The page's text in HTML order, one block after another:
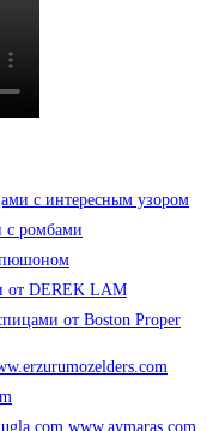
с интересным узором
с ромбами
от DEREK LAM
от Boston Proper
www.aymaras.com